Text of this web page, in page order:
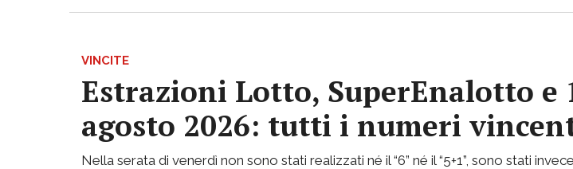
VINCITE
Estrazioni Lotto, SuperEnalotto e
agosto 2026: tutti i numeri
Nella serata di venerdì non sono stati realizzati né il “6” né il “5+1”, sono stati